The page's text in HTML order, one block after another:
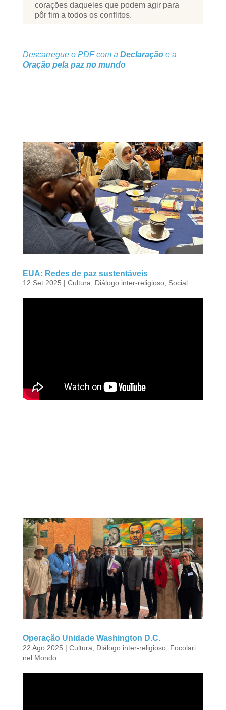
corações daqueles que podem agir para
pôr fim a todos os conflitos.
Descarregue o PDF com a Declaração e a
Oração pela paz no mundo
EUA: Redes de paz sustentáveis
12 Set 2025 | Cultura Diálogo inter-religioso, Social
Operação Unidade Washington D.C.
22 Ago 2025 | Cultura, Diálogo inter-religioso, Focolari
nel Mondo